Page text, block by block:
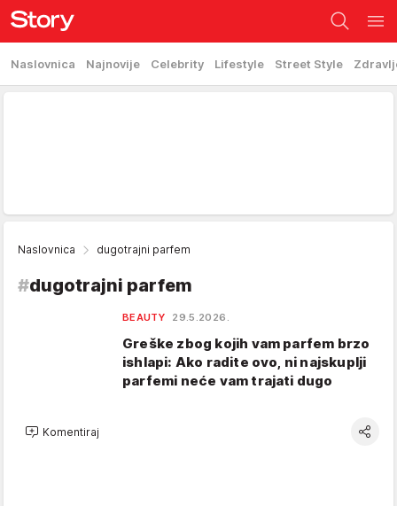
Naslovnica Najnovije Celebrity Lifestyle Street Style
Naslovnica dugotrajni parfem
#dugotrajni parfem
BEAUTY 29.5.2026.
Greške zbog kojih vam parfem brzo
ishlapi: Ako radite ovo, ni najskuplji
parfemi neće vam trajati dugo
Komentiraj